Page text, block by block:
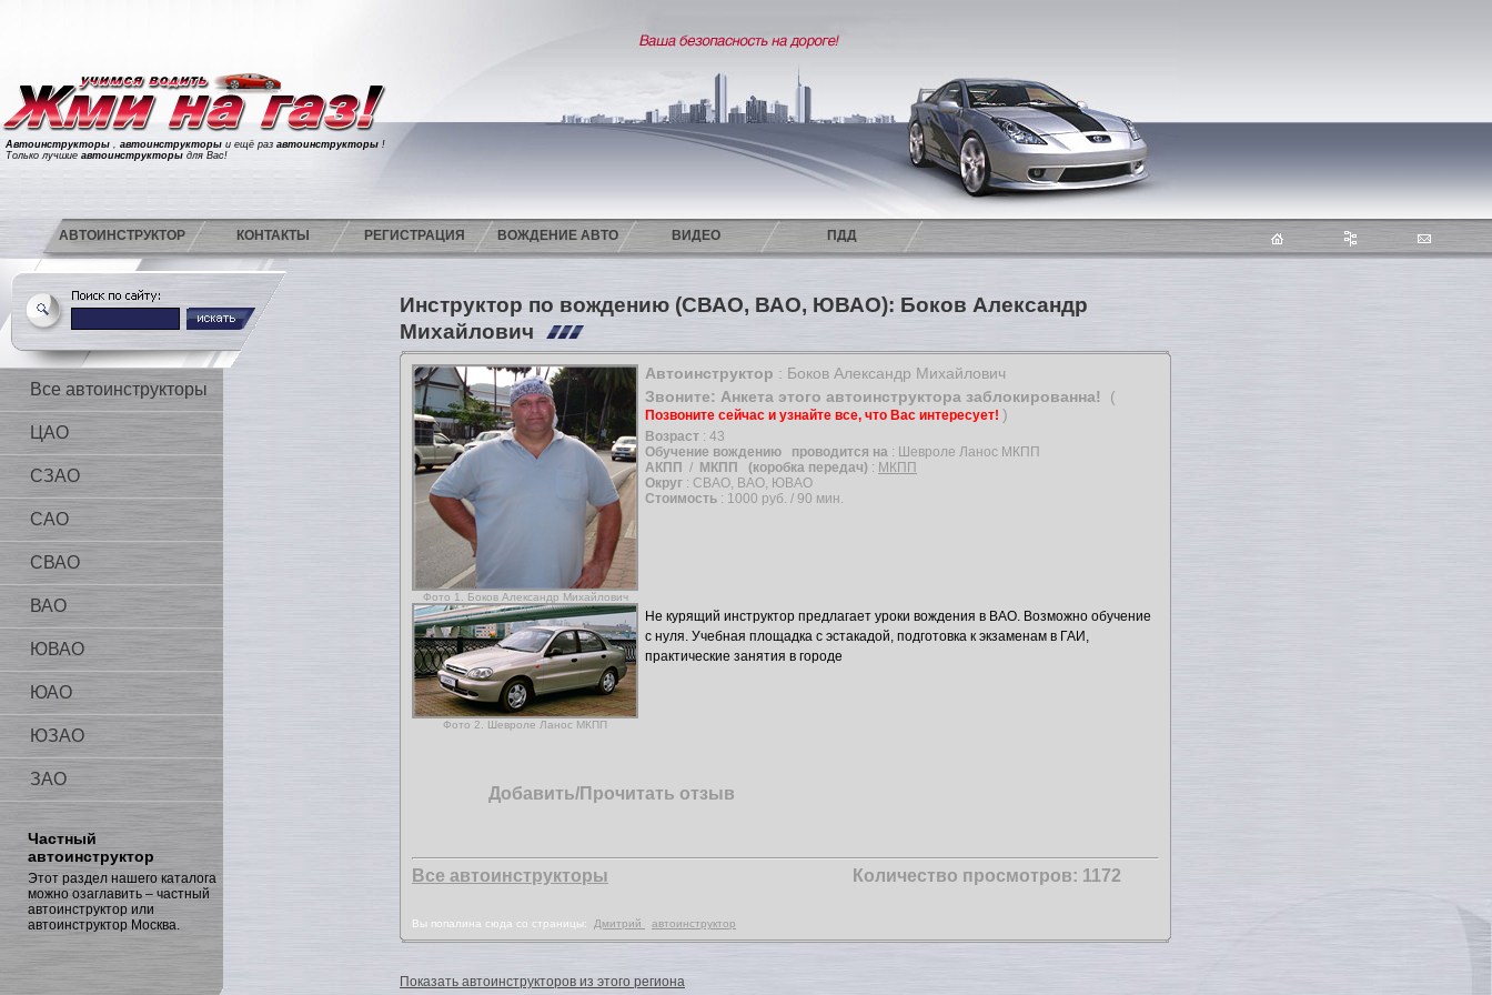
Автоинструкторы , автоинструкторы и ещё раз автоинструкторы !
Только лучшие автоинструкторы для Вас!
АВТОИНСТРУКТОР КОНТАКТЫ РЕГИСТРАЦИЯ ВОЖДЕНИЕ АВТО ВИДЕО ПДД
Все автоинструкторы
ЦАО
СЗАО
САО
СВАО
ВАО
ЮВАО
ЮАО
ЮЗАО
ЗАО
Частный
автоинструктор
Этот раздел нашего каталога
можно озаглавить – частный
автоинструктор или
автоинструктор Москва.
Инструктор по вождению (СВАО, ВАО, ЮВАО): Боков Александр
Михайлович
Фото 1. Боков Александр Михайлович
Автоинструктор : Боков Александр Михайлович
Звоните: Анкета этого автоинструктора заблокированна!
(
Позвоните сейчас и узнайте все, что Вас интересует! )
Возраст : 43
Обучение вождению
проводится на : Шевроле Ланос МКПП
АКПП
/ МКПП (коробка передач) : МКПП
Округ : СВАО, ВАО, ЮВАО
Стоимость : 1000 руб. / 90 мин.
Фото 2. Шевроле Ланос МКПП
Не курящий инструктор предлагает уроки вождения в ВАО. Возможно обучение
с нуля. Учебная площадка с эстакадой, подготовка к экзаменам в ГАИ,
практические занятия в городе
Добавить/Прочитать отзыв
Все автоинструкторы Количество просмотров: 1172
Вы попалина сюда со страницы: Дмитрий автоинструктор
Показать автоинструкторов из этого региона